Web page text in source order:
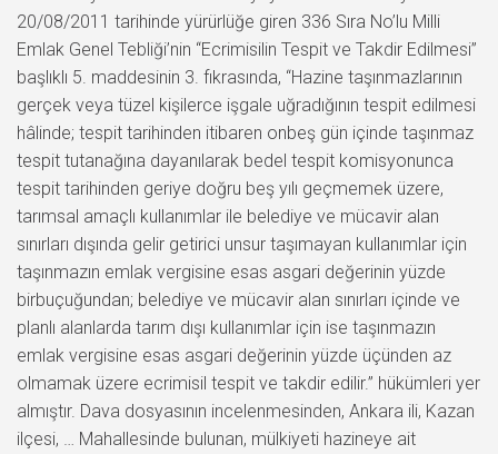
20/08/2011 tarihinde yürürlüğe giren 336 Sıra No’lu Milli
Emlak Genel Tebliği’nin “Ecrimisilin Tespit ve Takdir Edilmesi”
başlıklı 5. maddesinin 3. fıkrasında, “Hazine taşınmazlarının
gerçek veya tüzel kişilerce işgale uğradığının tespit edilmesi
hâlinde; tespit tarihinden itibaren onbeş gün içinde taşınmaz
tespit tutanağına dayanılarak bedel tespit komisyonunca
tespit tarihinden geriye doğru beş yılı geçmemek üzere,
tarımsal amaçlı kullanımlar ile belediye ve mücavir alan
sınırları dışında gelir getirici unsur taşımayan kullanımlar için
taşınmazın emlak vergisine esas asgari değerinin yüzde
birbuçuğundan; belediye ve mücavir alan sınırları içinde ve
planlı alanlarda tarım dışı kullanımlar için ise taşınmazın
emlak vergisine esas asgari değerinin yüzde üçünden az
olmamak üzere ecrimisil tespit ve takdir edilir.” hükümleri yer
almıştır. Dava dosyasının incelenmesinden, Ankara ili, Kazan
ilçesi, … Mahallesinde bulunan, mülkiyeti hazineye ait